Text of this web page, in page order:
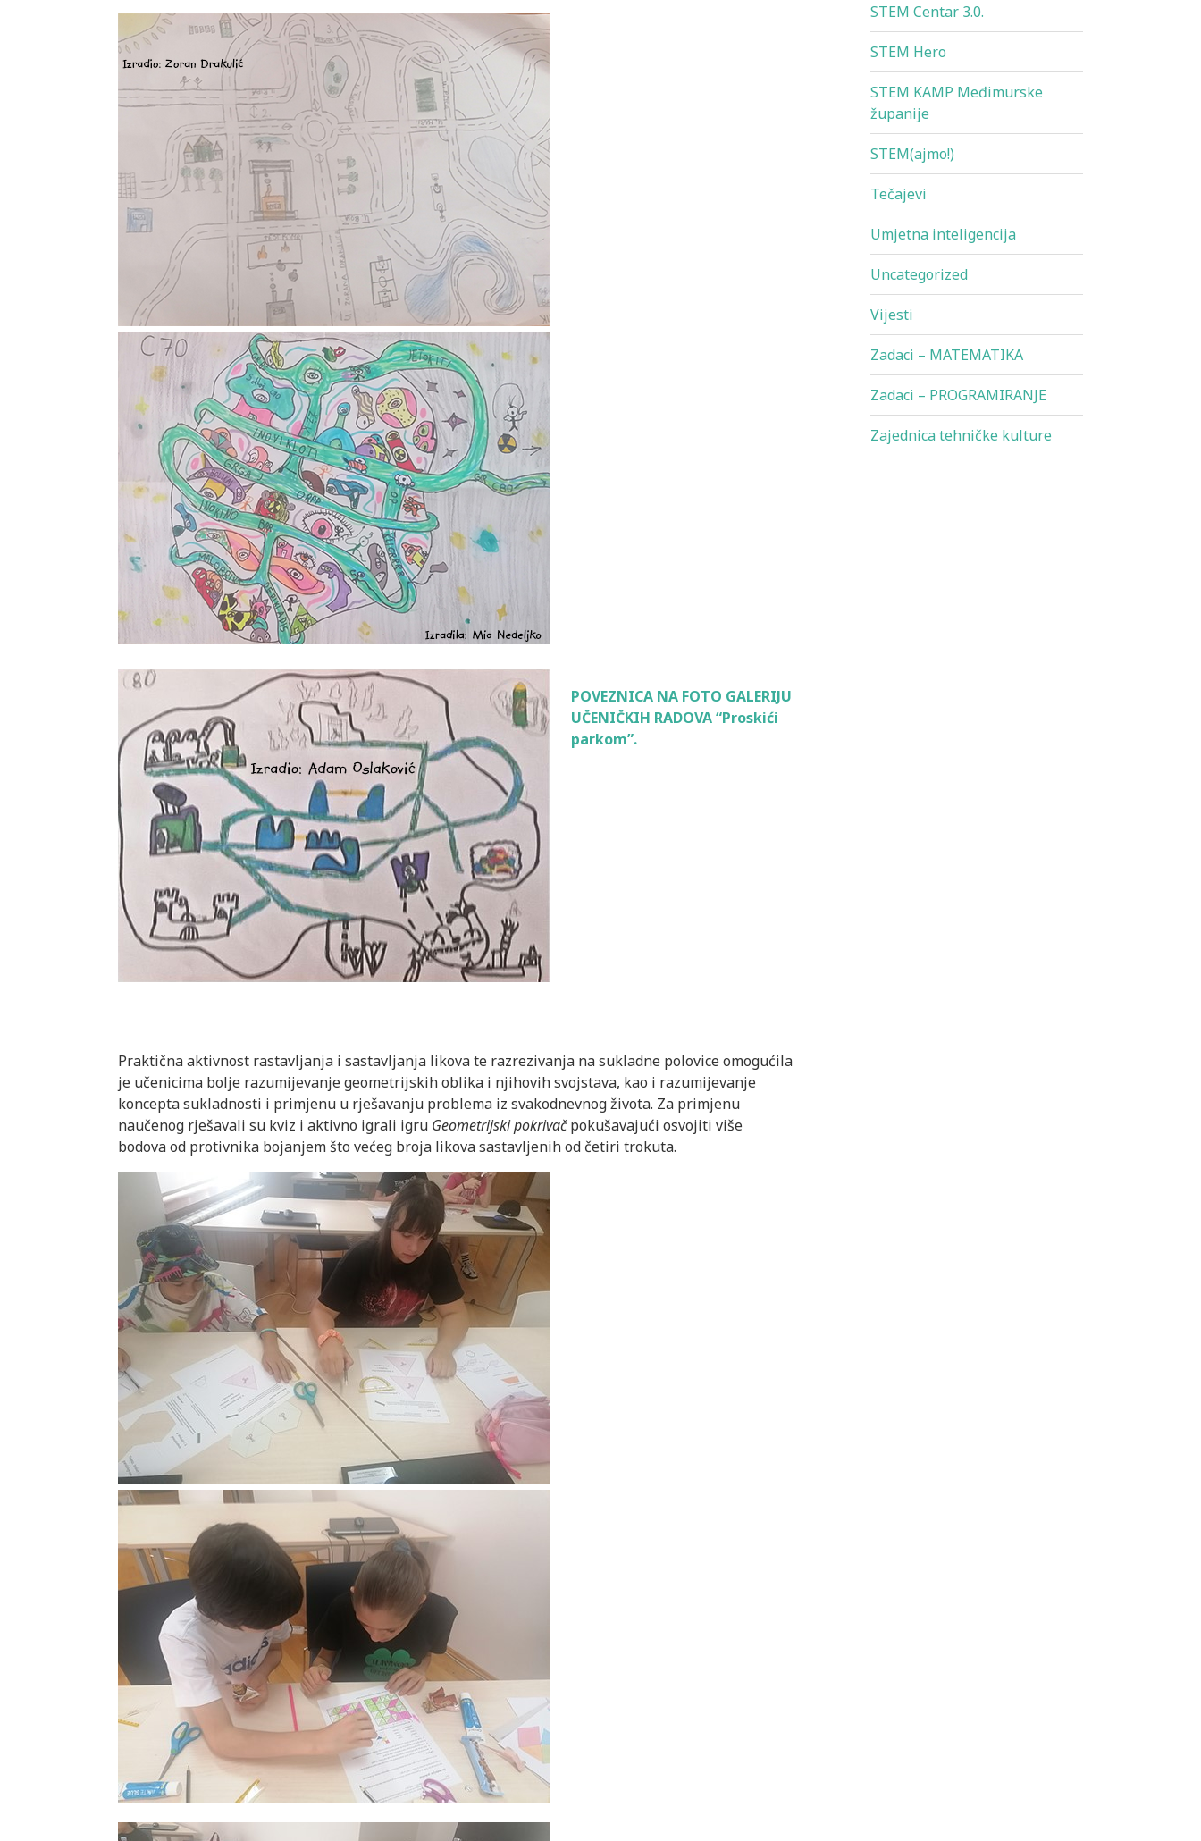
POVEZNICA NA FOTO GALERIJU
UČENIČKIH RADOVA “Proskići
parkom”.
Praktična aktivnost rastavljanja i sastavljanja likova te razrezivanja na sukladne polovice omogućila
je učenicima bolje razumijevanje geometrijskih oblika i njihovih svojstava, kao i razumijevanje
koncepta sukladnosti i primjenu u rješavanju problema iz svakodnevnog života. Za primjenu
naučenog rješavali su kviz i aktivno igrali igru Geometrijski pokrivačpokušavajući osvojiti više
bodova od protivnika bojanjem što većeg broja likova sastavljenih od četiri trokuta.
STEM Centar 3.0.
STEM Hero
STEM KAMP Međimurske
županije
STEM(ajmo!)
Tečajevi
Umjetna inteligencija
Uncategorized
Vijesti
Zadaci – MATEMATIKA
Zadaci – PROGRAMIRANJE
Zajednica tehničke kulture